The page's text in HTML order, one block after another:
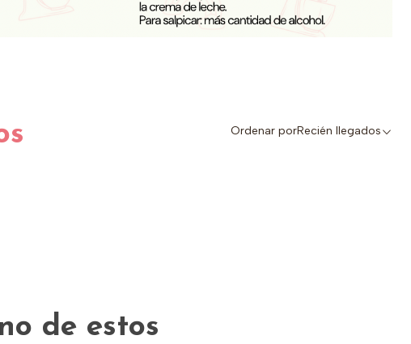
Ordenar porRecién llegados
de estos